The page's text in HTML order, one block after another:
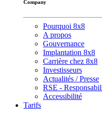
Company
Pourquoi 8x8
A propos
Gouvernance
Implantation 8x8
Carrière chez 8x8
Investisseurs
Actualités / Presse
RSE -
Accessibilité
Tarifs